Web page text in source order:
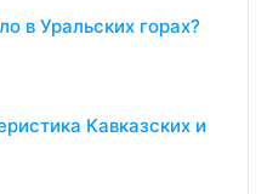
в Уральских горах?
Кавказских и